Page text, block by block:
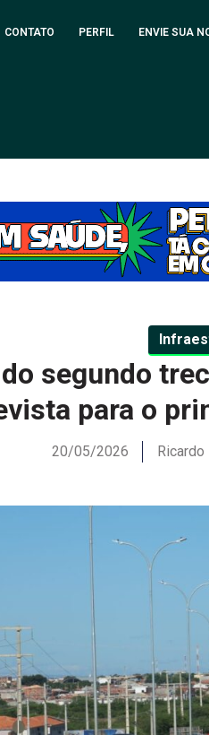
CONTATO PERFIL ENVIE SUA
segundo
para o
20/05/2026 Ricardo